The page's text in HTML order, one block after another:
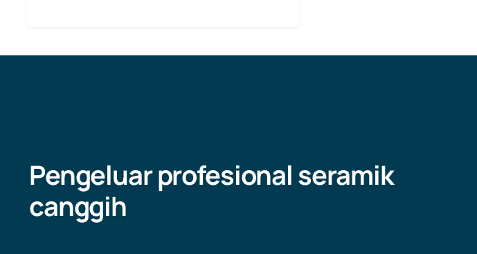
Pengeluar profesional seramik
canggih